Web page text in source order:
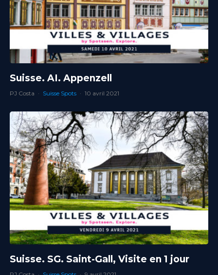
Suisse. AI. Appenzell
PJ Costa · Suisse Spots · 10 avril 2021
Suisse. SG. Saint-Gall, Visite en 1 jour